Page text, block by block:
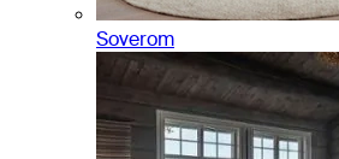
Soverom